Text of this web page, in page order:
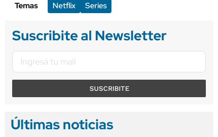
Temas Netflix Series
Suscribite al Newsletter
SUSCRIBITE
Últimas noticias